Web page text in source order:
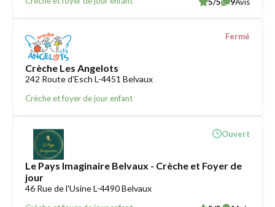
Crèche Les Angelots
242 Route d'Esch L-4451 Belvaux
Crèche et foyer de jour enfant
Fermé
Le Pays Imaginaire Belvaux - Crèche et Foyer de
jour
46 Rue de l'Usine L-4490 Belvaux
Ouvert